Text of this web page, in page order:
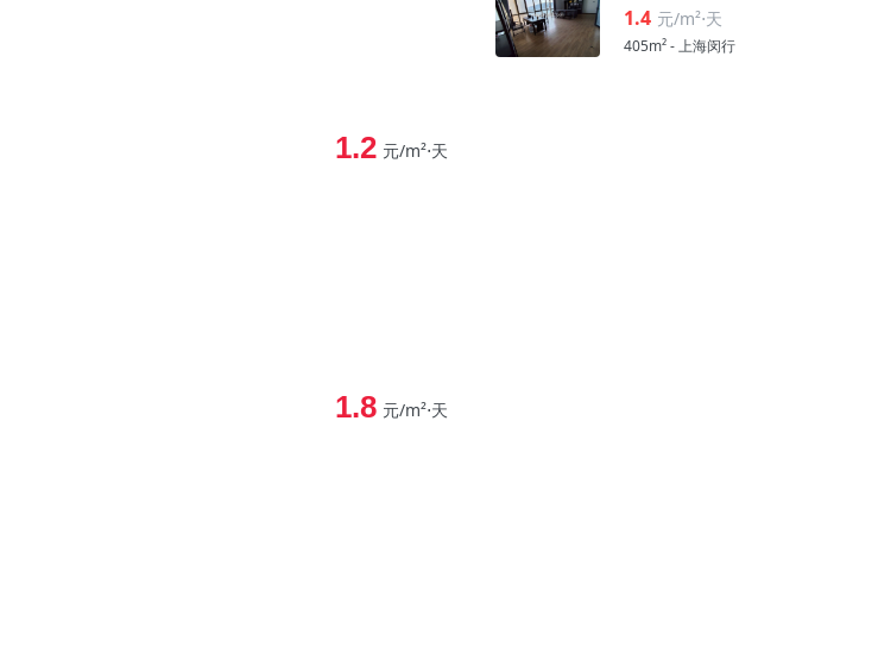
1.2 元/m²⋅天
1.8 元/m²⋅天
1.4 元/m²⋅天
405m² - 上海闵行